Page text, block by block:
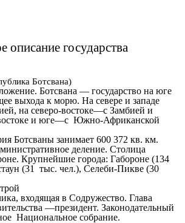
описание государства
Ботсвана)
Ботсвана — государство на юге
выхода к морю. На севере и западе
на северо-востоке—с Замбией и
и юге—с Южно-Африканской
Ботсваны занимает 600 372 кв. км.
деление. Столица
Крупнейшие города: Габороне (134
(31 тыс. чел.), Селеби-Пикве (30
входящая в Содружество. Глава
—президент. Законодательный
Национальное собрание.